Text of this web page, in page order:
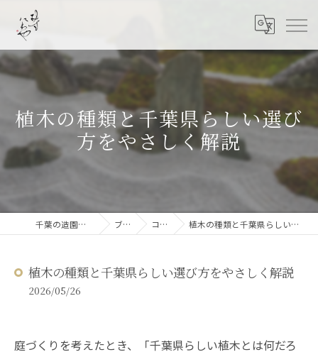
植木の種類と千葉県らしい選び
方をやさしく解説
千葉の造園なら結ニワ屋 ブログ コラム 植木の種類と千葉県らしい選び方をやさしく解説
植木の種類と千葉県らしい選び方をやさしく解説
2026/05/26
庭づくりを考えたとき、「千葉県らしい植木とは何だろ